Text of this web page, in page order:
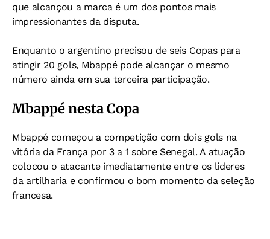
que alcançou a marca é um dos pontos mais
impressionantes da disputa.
Enquanto o argentino precisou de seis Copas para
atingir 20 gols, Mbappé pode alcançar o mesmo
número ainda em sua terceira participação.
Mbappé nesta Copa
Mbappé começou a competição com dois gols na
vitória da França por 3 a 1 sobre Senegal. A atuação
colocou o atacante imediatamente entre os líderes
da artilharia e confirmou o bom momento da seleção
francesa.